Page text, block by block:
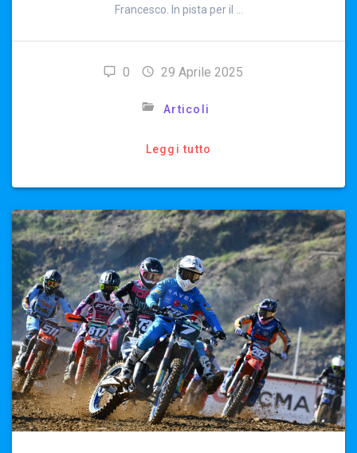
Francesco. In pista per il …
0 29 Aprile 2025
Articoli
Leggi tutto